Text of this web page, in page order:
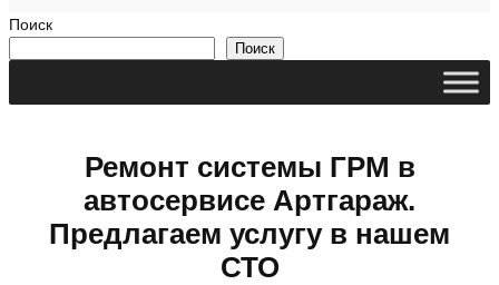
Поиск
Поиск
Ремонт системы ГРМ в
автосервисе Артгараж.
Предлагаем услугу в нашем
СТО